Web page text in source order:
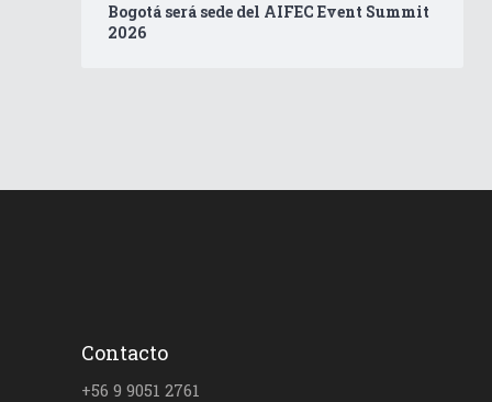
Bogotá será sede del AIFEC Event Summit
2026
Contacto
+56 9 9051 2761